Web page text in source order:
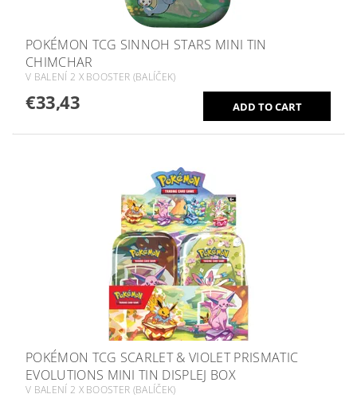
POKÉMON TCG SINNOH STARS MINI TIN
CHIMCHAR
V BALENÍ 2 X BOOSTER (BALÍČEK)
€33,43
POKÉMON TCG SCARLET & VIOLET PRISMATIC
EVOLUTIONS MINI TIN DISPLEJ BOX
V BALENÍ 2 X BOOSTER (BALÍČEK)